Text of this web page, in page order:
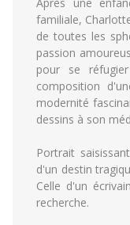
familiale,
de toutes les
passion
pour se
composition
modernité
dessins à son
Portrait
d'un destin
Celle d'un
recherche.